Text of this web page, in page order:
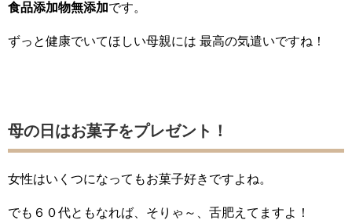
食品添加物無添加です。
ずっと健康でいてほしい母親には 最高の気遣いですね！
母の日はお菓子をプレゼント！
女性はいくつになってもお菓子好きですよね。
でも６０代ともなれば、そりゃ～、舌肥えてますよ！